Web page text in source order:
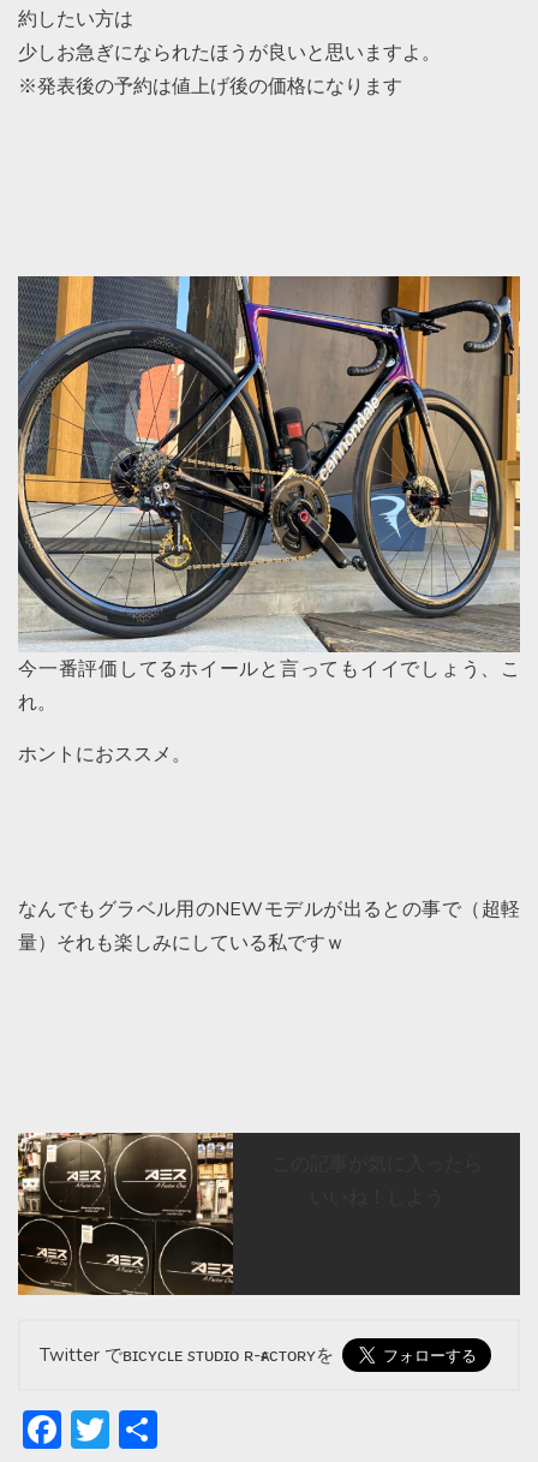
約したい方は
少しお急ぎになられたほうが良いと思いますよ。
※発表後の予約は値上げ後の価格になります
今一番評価してるホイールと言ってもイイでしょう、こ
れ。
ホントにおススメ。
なんでもグラベル用のNEWモデルが出るとの事で（超軽
量）それも楽しみにしている私ですｗ
Twitter でʙɪᴄʏᴄʟᴇ sᴛᴜᴅɪᴏ ʀ-ғᴀᴄᴛᴏʀʏを
Facebook
Twitter